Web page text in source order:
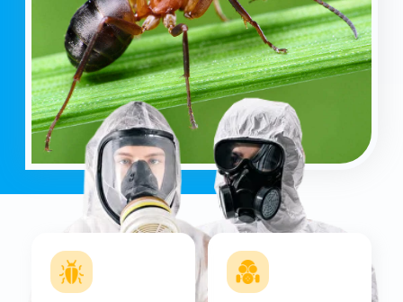
Гарантия
от 3 месяцев более 15 лет
Опыт работы
Персональный
менеджер
результат за 1 день
Работаем 24/7
Уничтожение
всех вредителей
Срочный выезд
за 20 минут